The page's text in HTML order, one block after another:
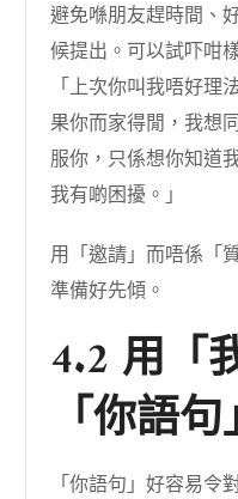
避免喺朋友趕時間、
候提出。可以試吓咁
「上次你叫我唔好理
果你而家得閒，我想
服你，只係想你知道
我有啲困擾。」
用「邀請」而唔係「
準備好先傾。
4.2 用「
「你語句」
「你語句」好容易令